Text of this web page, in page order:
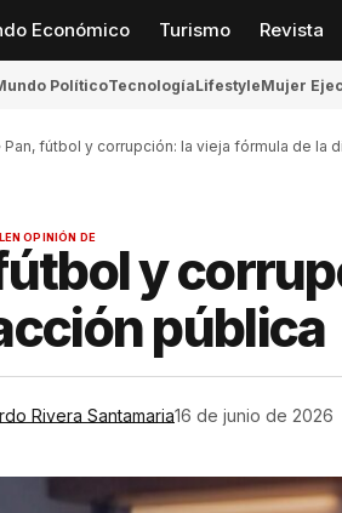
Económico Turismo Revista
PolíticoTecnologíaLifestyleMujer
Pan, fútbol y corrupción: la vieja fórmula de la
EN OPINIÓN DE
y
pública
Rivera Santamaria16 de junio de 2026